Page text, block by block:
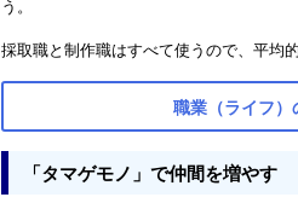
う。
採取職と制作職はすべて使うので、平均
職業（ライフ）
「タマゲモノ」で仲間を増やす